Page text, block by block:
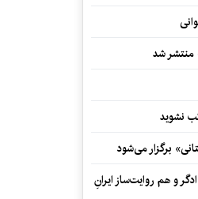
منتشر شد
برگزار می‌شود
و هم‌ روایت‌ساز ایرانِ